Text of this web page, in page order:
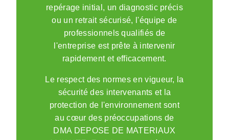
repérage initial, un diagnostic précis
ou un retrait sécurisé, l'équipe de
professionnels qualifiés de
l'entreprise est prête à intervenir
rapidement et efficacement.
Le respect des normes en vigueur, la
sécurité des intervenants et la
protection de l'environnement sont
au cœur des préoccupations de
DMA DEPOSE DE MATERIAUX